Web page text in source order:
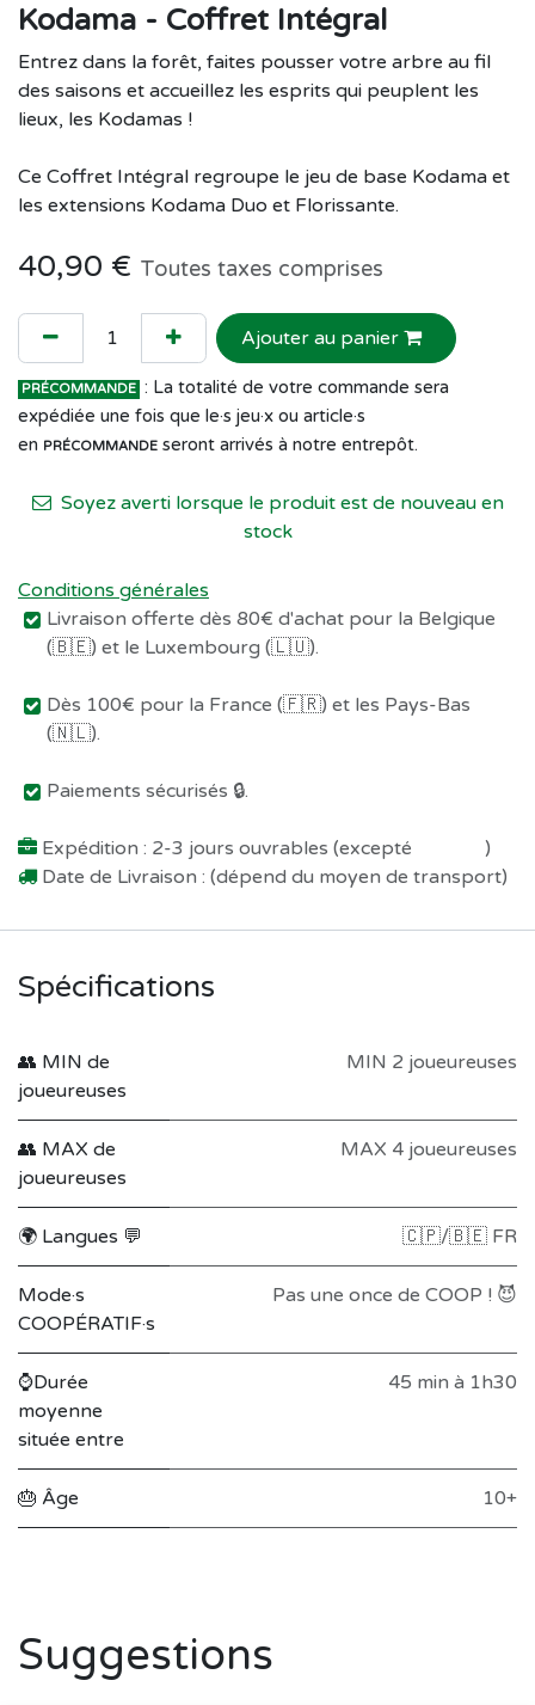
Kodama - Coffret Intégral
Entrez dans la forêt, faites pousser votre arbre au fil
des saisons et accueillez les esprits qui peuplent les
lieux, les Kodamas !
Ce Coffret Intégral regroupe le jeu de base Kodama et
les extensions Kodama Duo et Florissante.
40,90 € Toutes taxes comprises
Ajouter au panier
PRÉCOMMANDE : La totalité de votre commande sera
expédiée une fois que le·s jeu·x ou article·s
en PRÉCOMMANDE seront arrivés à notre entrepôt.
Soyez averti lorsque le produit est de nouveau en
stock
Conditions générales
Livraison offerte dès 80€ d'achat pour la Belgique
(🇧🇪) et le Luxembourg (🇱🇺).
Dès 100€ pour la France (🇫🇷) et les Pays-Bas
(🇳🇱).
Paiements sécurisés 🔒.
Expédition : 2-3 jours ouvrables (excepté
)
Date de Livraison : (dépend du moyen de transport)
Spécifications
👥 MIN de
joueureuses
MIN 2 joueureuses
👥 MAX de
joueureuses
MAX 4 joueureuses
🌍 Langues 💬 🇨🇵/🇧🇪 FR
Mode·s
COOPÉRATIF·s
Pas une once de COOP ! 😈
⌚Durée
moyenne
située entre
45 min à 1h30
🎂 Âge 10+
Suggestions